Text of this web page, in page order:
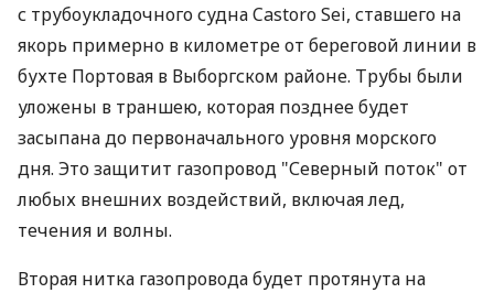
с трубоукладочного судна Castoro Sei, ставшего на
якорь примерно в километре от береговой линии в
бухте Портовая в Выборгском районе. Трубы были
уложены в траншею, которая позднее будет
засыпана до первоначального уровня морского
дня. Это защитит газопровод "Северный поток" от
любых внешних воздействий, включая лед,
течения и волны.
Вторая нитка газопровода будет протянута на